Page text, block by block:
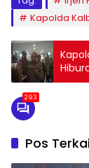
Kapolda
293
Pos